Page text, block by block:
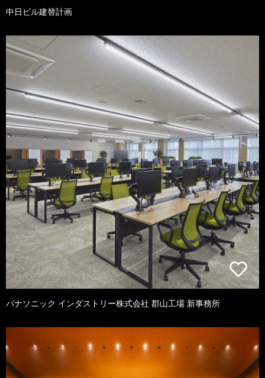
中日ビル建替計画
パナソニック インダストリー株式会社 郡山工場 新事務所